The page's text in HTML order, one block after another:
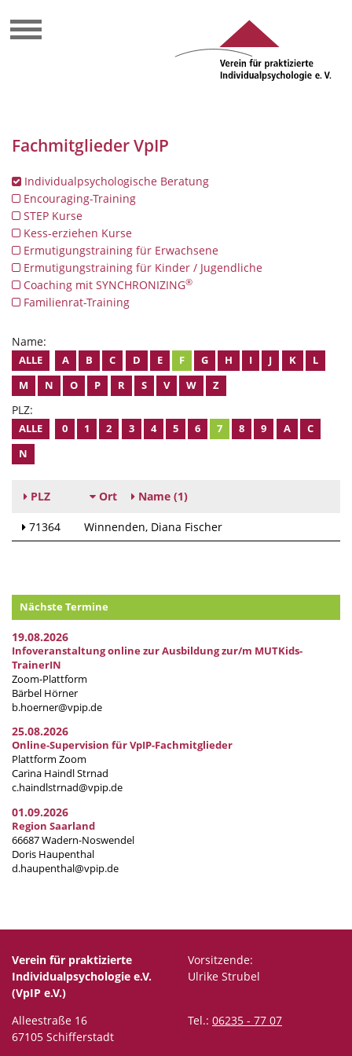
Fachmitglieder VpIP
Individualpsychologische Beratung
Encouraging-Training
STEP Kurse
Kess-erziehen Kurse
Ermutigungstraining für Erwachsene
Ermutigungstraining für Kinder / Jugendliche
Coaching mit SYNCHRONIZING®
Familienrat-Training
Name:
ALLE A B C D E F G H I J K
L
M
N O P R S V W Z
PLZ:
ALLE 0 1 2 3 4 5 6 7 8 9 A
C
N
PLZ Ort Name (1)
71364 Winnenden Diana Fischer
Nächste Termine
19.08.2026
Infoveranstaltung online zur Ausbildung zur/m MUTKids-
TrainerIN
Zoom-Plattform
Bärbel Hörner
b.hoerner@vpip.de
25.08.2026
Online-Supervision für VpIP-Fachmitglieder
Plattform Zoom
Carina Haindl Strnad
c.haindlstrnad@vpip.de
01.09.2026
Region Saarland
66687 Wadern-Noswendel
Doris Haupenthal
d.haupenthal@vpip.de
Verein für praktizierte
Individualpsychologie e.V.
(VpIP e.V.)
Vorsitzende:
Ulrike Strubel
Alleestraße 16
67105 Schifferstadt
Tel.: 06235 - 77 07